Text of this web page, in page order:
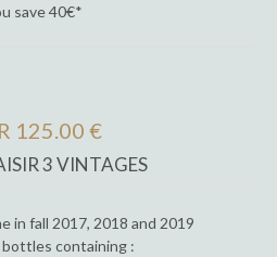
save 40€*
125.00 €
3 VINTAGES
in fall 2017, 2018 and 2019
bottles containing :